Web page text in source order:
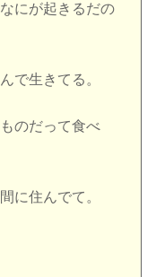
にが起きるだの
で生きてる。
のだって食べ
に住んでて。